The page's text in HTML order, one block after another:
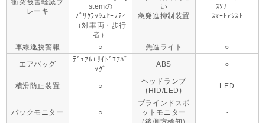
衝突被害軽減ブ
レーキ
stemの
ﾌﾟﾘｸﾗｯｼｭｾｰﾌﾃｨ
（対車両・歩行
者）
い
急発進抑制装置
ｽｿﾅｰ・
ｽﾏｰﾄｱｼｽﾄ
車線逸脱警報 ○ 先進ライト ○
エアバッグ
ﾃﾞｭｱﾙ+ｻｲﾄﾞｴｱﾊﾞ
ｯｸﾞ
ABS ○
横滑防止装置 ○
ヘッドランプ
(HID/LED)
LED
バックモニター ○
ブラインドスポ
ットモニター
-